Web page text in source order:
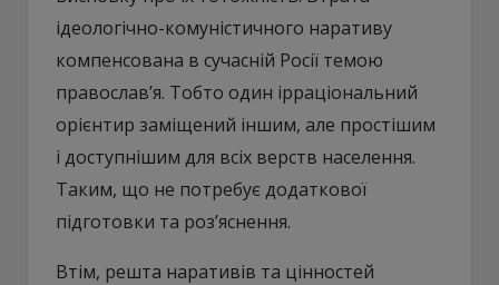
ідеологічно-комуністичного наративу
компенсована в сучасній Росії темою
православ’я. Тобто один ірраціональний
орієнтир заміщений іншим, але простішим
і доступнішим для всіх верств населення.
Таким, що не потребує додаткової
підготовки та роз’яснення.
Втім, решта наративів та цінностей